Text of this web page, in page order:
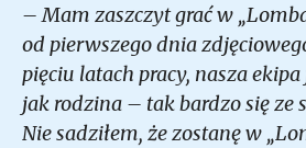
– Mam zaszczyt grać w
od pierwszego dnia
pięciu latach pracy, nasza
jak rodzina – tak bardzo się ze
Nie sadziłem, że zostanę w